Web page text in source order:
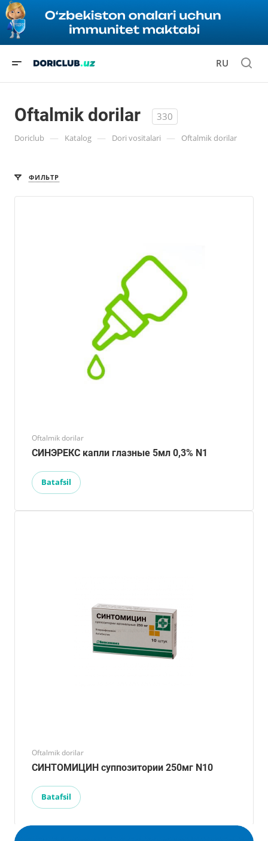
RU
Oftalmik dorilar 330
Doriclub — Katalog — Dori vositalari — Oftalmik dorilar
ФИЛЬТР
Oftalmik dorilar
СИНЭРЕКС капли глазные 5мл 0,3% N1
Batafsil
Oftalmik dorilar
СИНТОМИЦИН суппозитории 250мг N10
Batafsil